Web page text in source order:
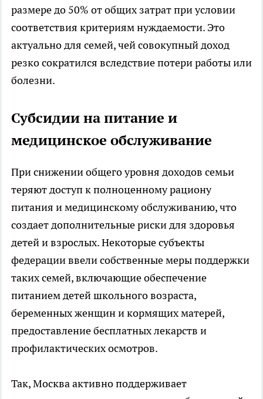
размере до 50% от общих затрат при условии
соответствия критериям нуждаемости. Это
актуально для семей, чей совокупный доход
резко сократился вследствие потери работы или
болезни.
Субсидии на питание и
медицинское обслуживание
При снижении общего уровня доходов семьи
теряют доступ к полноценному рациону
питания и медицинскому обслуживанию, что
создает дополнительные риски для здоровья
детей и взрослых. Некоторые субъекты
федерации ввели собственные меры поддержки
таких семей, включающие обеспечение
питанием детей школьного возраста,
беременных женщин и кормящих матерей,
предоставление бесплатных лекарств и
профилактических осмотров.
Так, Москва активно поддерживает